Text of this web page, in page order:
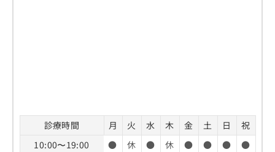
診療時間 月 火 水 木 金 土 日
祝
10:00〜19:00
● 休 ● 休 ● ● ●
●